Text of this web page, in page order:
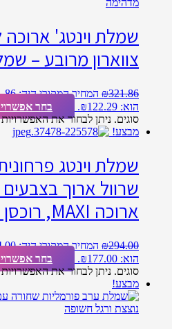
שמלת וינטג' ארוכה
צווארון מרובע –
₪321.86 המחיר המקורי היה: ₪321.86.
הוא: ₪122.29.
בחר
סוגים. ניתן לבחור את
מבצע!
שמלת וינטג
שרוול ארוך
ארוכה MAXI, רוכסן סוגר אחורי
₪294.00 המחיר המקורי היה: ₪294.00.
הוא: ₪177.00.
בחר
סוגים. ניתן לבחור את
מבצע!